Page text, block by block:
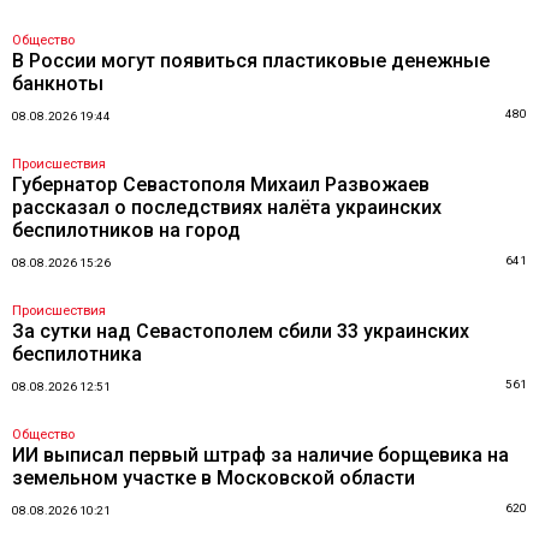
Общество
В России могут появиться пластиковые денежные
банкноты
08.08.2026 19:44 480
Происшествия
Губернатор Севастополя Михаил Развожаев
рассказал о последствиях налёта украинских
беспилотников на город
08.08.2026 15:26 641
Происшествия
За сутки над Севастополем сбили 33 украинских
беспилотника
08.08.2026 12:51 561
Общество
ИИ выписал первый штраф за наличие борщевика на
земельном участке в Московской области
08.08.2026 10:21 620